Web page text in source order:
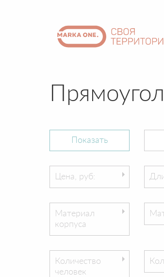
Цена, руб:
Материал
корпуса
Количество
человек